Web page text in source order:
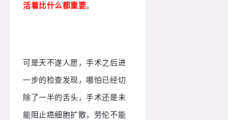
活着比什么都重要。
可是天不遂人愿，手术之后进
一步的检查发现，哪怕已经切
除了一半的舌头，手术还是未
能阻止癌细胞扩散，劳伦不能